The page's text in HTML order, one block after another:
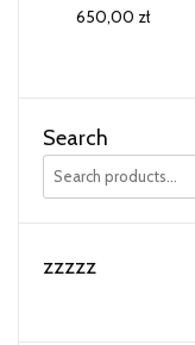
650,00 zł
Search
zzzzz